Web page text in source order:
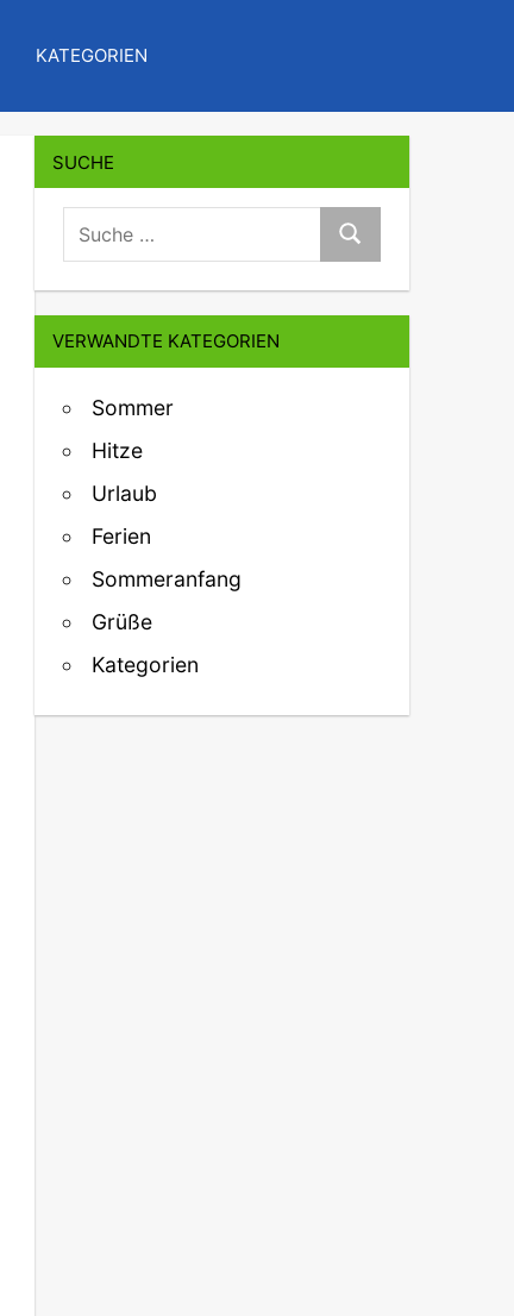
KATEGORIEN
SUCHE
suche:
Suche
VERWANDTE KATEGORIEN
Sommer
Hitze
Urlaub
Ferien
Sommeranfang
Grüße
Kategorien